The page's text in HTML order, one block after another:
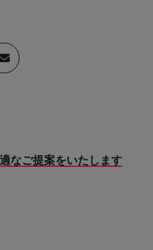
なご提案をいたします